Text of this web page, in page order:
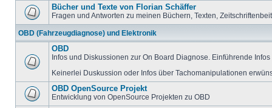
Bücher und Texte von Florian Schäffer
Fragen und Antworten zu meinen Büchern, Texten,
OBD (Fahrzeugdiagnose) und Elektronik
OBD
Infos und Diskussionen zur On Board Diagnose. Einführende
Keinerlei Duskussion oder Infos über Tachomanipulationen
OBD OpenSource Projekt
Entwicklung von OpenSource Projekten zu OBD